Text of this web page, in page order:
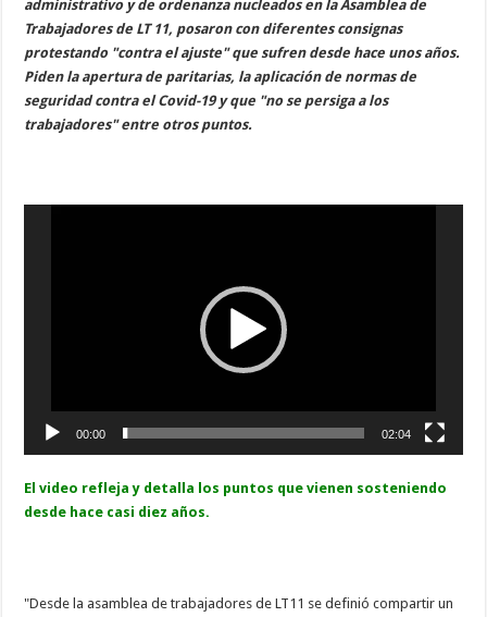
administrativo y de ordenanza nucleados en la Asamblea de
Trabajadores de LT 11, posaron con diferentes consignas
protestando "contra el ajuste" que sufren desde hace unos años.
Piden la apertura de paritarias, la aplicación de normas de
seguridad contra el Covid-19 y que "no se persiga a los
trabajadores" entre otros puntos.
00:00 02:04
El video refleja y detalla los puntos que vienen sosteniendo
desde hace casi diez años.
"Desde la asamblea de trabajadores de LT11 se definió compartir un